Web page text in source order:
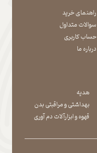
راهنمای خرید
سوالات متداول
حساب کاربری
درباره ما
هدیه
بهداشتی و مراقبتی بدن
​​​​​​​قهوه و ابزارآلات دم آوری